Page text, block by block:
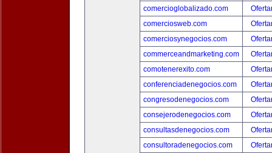
comercioglobalizado.com
comerciosweb.com
comerciosynegocios.com
commerceandmarketing.com
comotenerexito.com
conferenciadenegocios.com
congresodenegocios.com
consejerodenegocios.com
consultasdenegocios.com
consultoradenegocios.com